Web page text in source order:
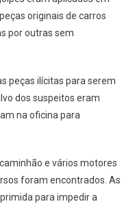
De
Peça
Carapicuíba
originais de carros
por outras sem
peças ilícitas para serem
dos suspeitos eram
na oficina para
e vários motores
foram encontrados. As
para impedir a